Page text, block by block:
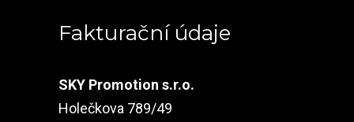
Fakturační údaje
SKY Promotion s.r.o.
Holečkova 789/49